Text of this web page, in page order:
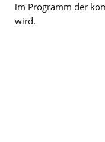
im Programm der
wird.